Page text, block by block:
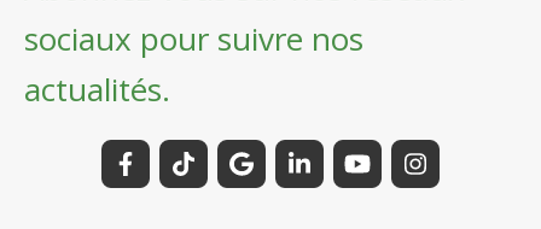
sociaux pour suivre nos
actualités.